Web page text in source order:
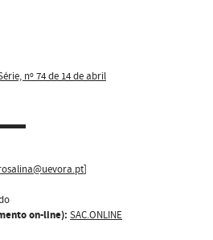
nº 74 de 14 de abril
]
on-line): SAC.ONLINE